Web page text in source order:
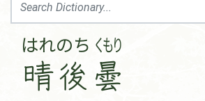
はれ
晴
のち
後
くもり
曇